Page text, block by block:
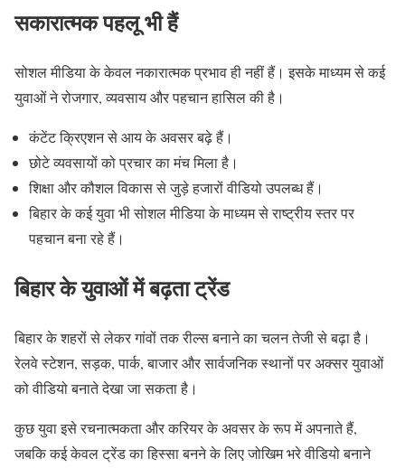
सकारात्मक पहलू भी हैं
सोशल मीडिया के केवल नकारात्मक प्रभाव ही नहीं हैं। इसके माध्यम से कई
युवाओं ने रोजगार, व्यवसाय और पहचान हासिल की है।
कंटेंट क्रिएशन से आय के अवसर बढ़े हैं।
छोटे व्यवसायों को प्रचार का मंच मिला है।
शिक्षा और कौशल विकास से जुड़े हजारों वीडियो उपलब्ध हैं।
बिहार के कई युवा भी सोशल मीडिया के माध्यम से राष्ट्रीय स्तर पर
पहचान बना रहे हैं।
बिहार के युवाओं में बढ़ता ट्रेंड
बिहार के शहरों से लेकर गांवों तक रील्स बनाने का चलन तेजी से बढ़ा है।
रेलवे स्टेशन, सड़क, पार्क, बाजार और सार्वजनिक स्थानों पर अक्सर युवाओं
को वीडियो बनाते देखा जा सकता है।
कुछ युवा इसे रचनात्मकता और करियर के अवसर के रूप में अपनाते हैं,
जबकि कई केवल ट्रेंड का हिस्सा बनने के लिए जोखिम भरे वीडियो बनाने